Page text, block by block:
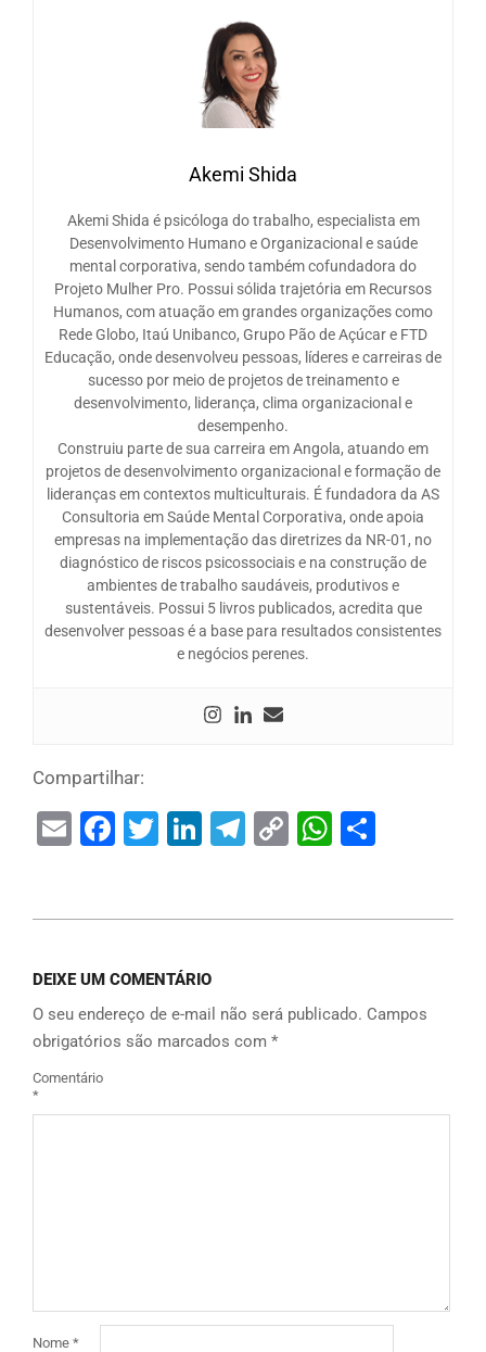
Akemi Shida
Akemi Shida é psicóloga do trabalho, especialista em
Desenvolvimento Humano e Organizacional e saúde
mental corporativa, sendo também cofundadora do
Projeto Mulher Pro. Possui sólida trajetória em Recursos
Humanos, com atuação em grandes organizações como
Rede Globo, Itaú Unibanco, Grupo Pão de Açúcar e FTD
Educação, onde desenvolveu pessoas, líderes e carreiras de
sucesso por meio de projetos de treinamento e
desenvolvimento, liderança, clima organizacional e
desempenho.
Construiu parte de sua carreira em Angola, atuando em
projetos de desenvolvimento organizacional e formação de
lideranças em contextos multiculturais. É fundadora da AS
Consultoria em Saúde Mental Corporativa, onde apoia
empresas na implementação das diretrizes da NR-01, no
diagnóstico de riscos psicossociais e na construção de
ambientes de trabalho saudáveis, produtivos e
sustentáveis. Possui 5 livros publicados, acredita que
desenvolver pessoas é a base para resultados consistentes
e negócios perenes.
Compartilhar:
EmailFacebook
Twitter
LinkedIn
Telegram
Copy
DEIXE UM COMENTÁRIO
O seu endereço de e-mail não será publicado. Campos
obrigatórios são marcados com *
Comentário
*
Nome *